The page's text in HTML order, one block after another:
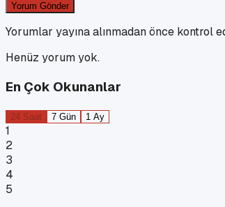
Yorum Gönder
Yorumlar yayına alınmadan önce kontrol
Henüz yorum yok.
En Çok Okunanlar
24 Saat 7 Gün 1 Ay
1
2
3
4
5